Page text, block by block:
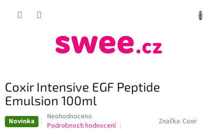
Coxir Intensive EGF Peptide
Emulsion 100ml
Novinka
Průměrné
hodnocení
Neohodnoceno
Podrobnosti hodnocení
Značka: Coxir